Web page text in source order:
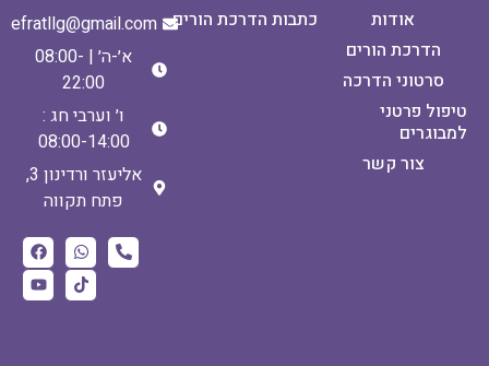
אודות
הדרכת הורים
סרטוני הדרכה
טיפול פרטני
למבוגרים
צור קשר
כתבות הדרכת הורים efratllg@gmail.com
א׳-ה׳ | 08:00-
22:00
ו׳ וערבי חג :
08:00-14:00
אליעזר ורדינון 3,
פתח תקווה